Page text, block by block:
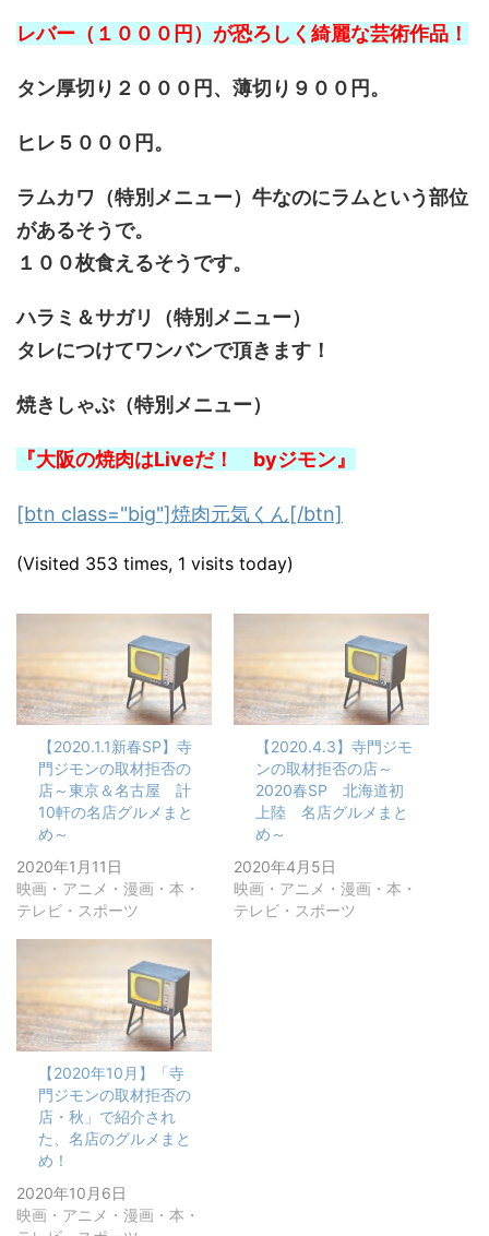
レバー（１０００円）が恐ろしく綺麗な芸術作品！
タン厚切り２０００円、薄切り９００円。
ヒレ５０００円。
ラムカワ（特別メニュー）牛なのにラムという部位
があるそうで。
１００枚食えるそうです。
ハラミ＆サガリ（特別メニュー）
タレにつけてワンバンで頂きます！
焼きしゃぶ（特別メニュー）
『大阪の焼肉はLiveだ！ byジモン』
[btn class="big"]焼肉元気くん[/btn]
(Visited 353 times, 1 visits today)
【2020.1.1新春SP】寺
門ジモンの取材拒否の
店～東京＆名古屋 計
10軒の名店グルメまと
め～
2020年1月11日
映画・アニメ・漫画・本・
テレビ・スポーツ
【2020.4.3】寺門ジモ
ンの取材拒否の店～
2020春SP 北海道初
上陸 名店グルメまと
め～
2020年4月5日
映画・アニメ・漫画・本・
テレビ・スポーツ
【2020年10月】「寺
門ジモンの取材拒否の
店・秋」で紹介され
た、名店のグルメまと
め！
2020年10月6日
映画・アニメ・漫画・本・